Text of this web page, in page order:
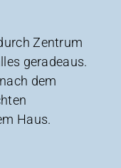
Zentrum
geradeaus.
dem
Haus.